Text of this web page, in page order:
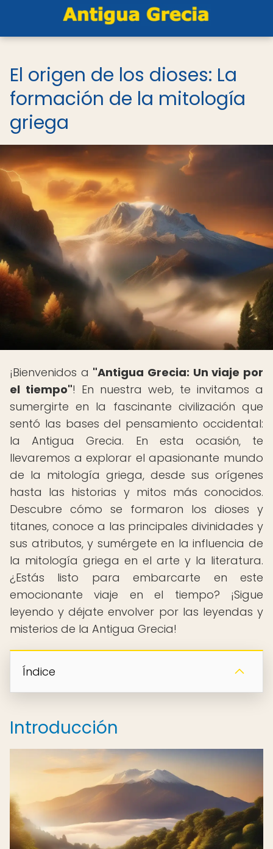
El origen de los dioses: La
formación de la mitología
griega
¡Bienvenidos a "Antigua Grecia: Un viaje por
el tiempo"! En nuestra web, te invitamos a
sumergirte en la fascinante civilización que
sentó las bases del pensamiento occidental:
la Antigua Grecia. En esta ocasión, te
llevaremos a explorar el apasionante mundo
de la mitología griega, desde sus orígenes
hasta las historias y mitos más conocidos.
Descubre cómo se formaron los dioses y
titanes, conoce a las principales divinidades y
sus atributos, y sumérgete en la influencia de
la mitología griega en el arte y la literatura.
¿Estás listo para embarcarte en este
emocionante viaje en el tiempo? ¡Sigue
leyendo y déjate envolver por las leyendas y
misterios de la Antigua Grecia!
Índice
Introducción